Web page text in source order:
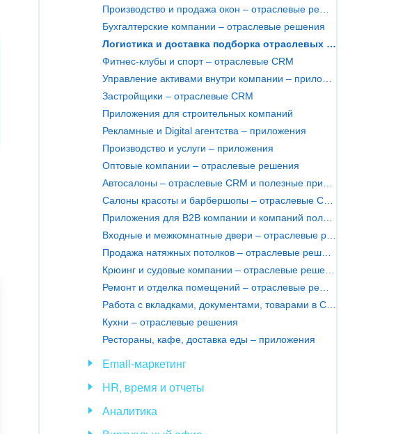
Бухгалтерские компании – отраслевые решения
Логистика и доставка подборка отраслевых CRM
Фитнес-клубы и спорт – отраслевые CRM
Застройщики – отраслевые CRM
Приложения для строительных компаний
Рекламные и Digital агентства – приложения
Производство и услуги – приложения
Оптовые компании – отраслевые решения
Кухни – отраслевые решения
Рестораны, кафе, доставка еды – приложения
Email-маркетинг
HR, время и отчеты
Аналитика